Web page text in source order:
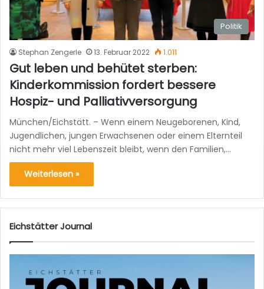
Politik
Stephan Zengerle 13. Februar 2022 1.011
Gut leben und behütet sterben:
Kinderkommission fordert bessere
Hospiz- und Palliativversorgung
München/Eichstätt. – Wenn einem Neugeborenen, Kind,
Jugendlichen, jungen Erwachsenen oder einem Elternteil
nicht mehr viel Lebenszeit bleibt, wenn den Familien,…
Weiterlesen »
Eichstätter Journal